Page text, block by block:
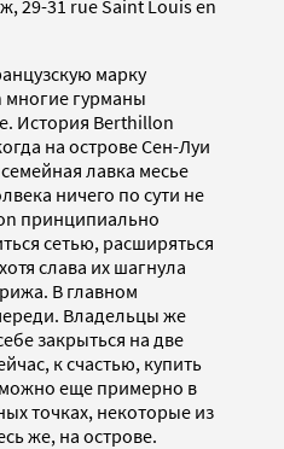
29-31 rue Saint Louis en
марку
гурманы
История Berthillon
на острове Сен-Луи
лавка месье
ничего по сути не
принципиально
сетью, расширяться
слава их шагнула
В главном
Владельцы же
закрыться на две
к счастью, купить
еще примерно в
точках, некоторые из
же, на острове.